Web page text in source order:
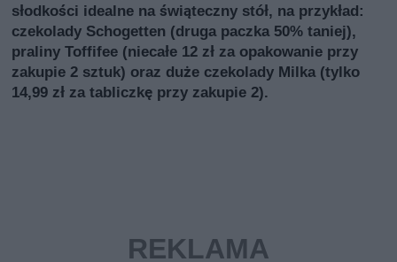
słodkości idealne na świąteczny stół, na przykład:
czekolady Schogetten (druga paczka 50% taniej),
praliny Toffifee (niecałe 12 zł za opakowanie przy
zakupie 2 sztuk) oraz duże czekolady Milka (tylko
14,99 zł za tabliczkę przy zakupie 2).